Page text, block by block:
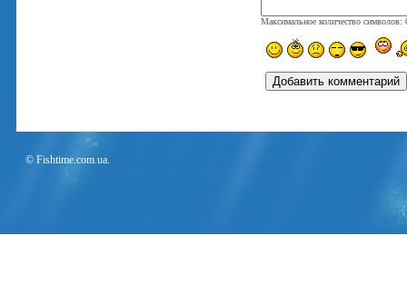
Максимальное количество символов:
© Fishtime.com.ua.